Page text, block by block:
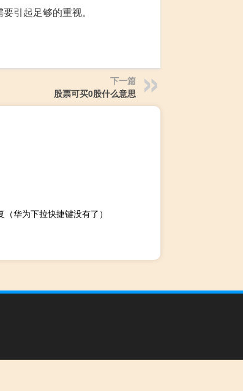
引起足够的重视。
下一篇
股票可买0股什么意思
华为下拉快捷键没有了）